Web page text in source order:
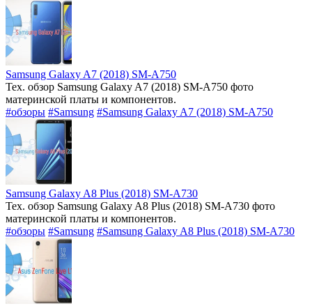
Samsung Galaxy A7 (2018) SM-A750
Тех. обзор Samsung Galaxy A7 (2018) SM-A750 фото
материнской платы и компонентов.
#обзоры #Samsung #Samsung Galaxy A7 (2018) SM-A750
Samsung Galaxy A8 Plus (2018) SM-A730
Тех. обзор Samsung Galaxy A8 Plus (2018) SM-A730 фото
материнской платы и компонентов.
#обзоры #Samsung #Samsung Galaxy A8 Plus (2018) SM-A730